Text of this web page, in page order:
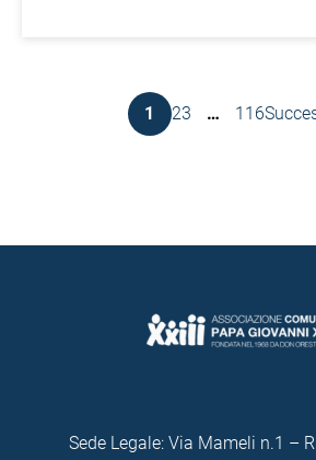
1 23 … 116
Sede Legale: Via Mameli n.1 –